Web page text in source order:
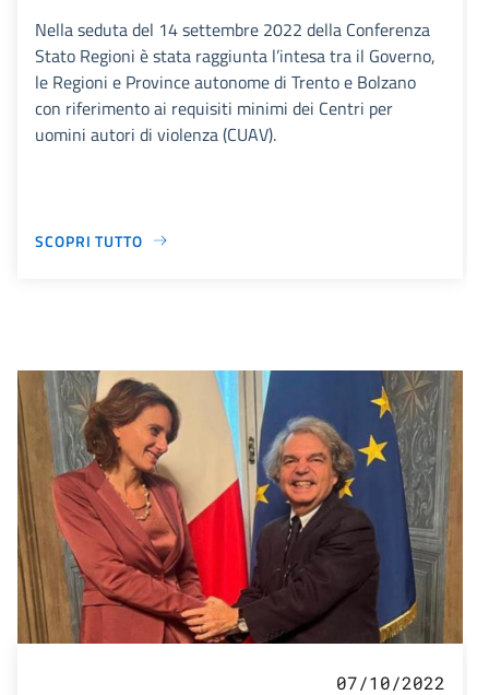
Nella seduta del 14 settembre 2022 della Conferenza
Stato Regioni è stata raggiunta l’intesa tra il Governo,
le Regioni e Province autonome di Trento e Bolzano
con riferimento ai requisiti minimi dei Centri per
uomini autori di violenza (CUAV).
SCOPRI TUTTO
07/10/2022